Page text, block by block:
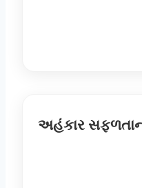
અહંકાર